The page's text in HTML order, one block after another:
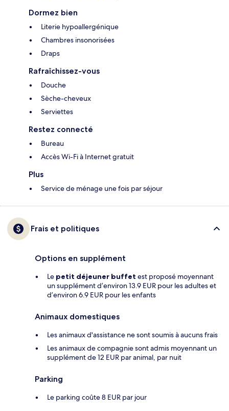
Dormez bien
Literie hypoallergénique
Chambres insonorisées
Draps
Rafraîchissez-vous
Douche
Sèche-cheveux
Serviettes
Restez connecté
Bureau
Accès Wi-Fi à Internet gratuit
Plus
Service de ménage une fois par séjour
Frais et politiques
Options en supplément
Le petit déjeuner buffet est proposé moyennant
un supplément d’environ 13.9 EUR pour les adultes et
d’environ 6.9 EUR pour les enfants
Animaux domestiques
Les animaux d'assistance ne sont soumis à aucuns frais
Les animaux de compagnie sont admis moyennant un
supplément de 12 EUR par animal, par nuit
Parking
Le parking coûte 8 EUR par jour